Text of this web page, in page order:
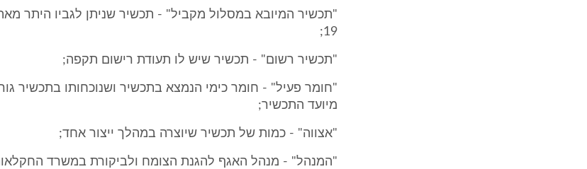
"תכשיר המיובא במסלול מקביל" - תכשיר שניתן לגביו היתר
19;
"תכשיר רשום" - תכשיר שיש לו תעודת רישום תקפה;
"חומר פעיל" - חומר כימי הנמצא בתכשיר ושנוכחותו בתכשיר
מיועד התכשיר;
"אצווה" - כמות של תכשיר שיוצרה במהלך ייצור אחד;
"המנהל" - מנהל האגף להגנת הצומח ולביקורת במשרד